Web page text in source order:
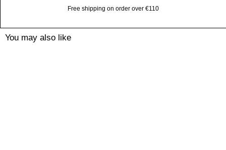
Free shipping on order over €110
You may also like